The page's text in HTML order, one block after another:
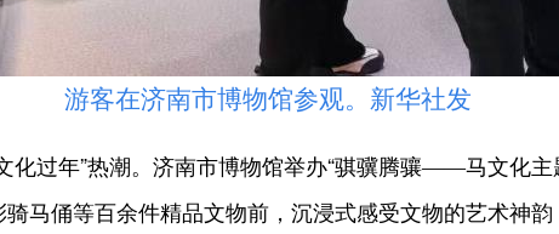
游客在济南市博物馆参观。新华社发
过年”热潮。济南市博物馆举办“骐骥腾骧——马文化主
马俑等百余件精品文物前，沉浸式感受文物的艺术神